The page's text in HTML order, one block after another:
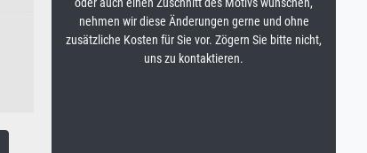
oder auch einen Zuschnitt des Motivs wünschen,
nehmen wir diese Änderungen gerne und ohne
zusätzliche Kosten für Sie vor. Zögern Sie bitte nicht,
uns zu kontaktieren.